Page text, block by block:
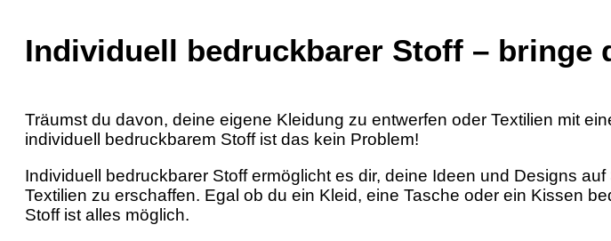
Individuell bedruckbarer Stoff – bringe
Träumst du davon, deine eigene Kleidung zu entwerfen oder Textilien mit
individuell bedruckbarem Stoff ist das kein Problem!
Individuell bedruckbarer Stoff ermöglicht es dir, deine Ideen und Designs
Textilien zu erschaffen. Egal ob du ein Kleid, eine Tasche oder ein Kissen
Stoff ist alles möglich.